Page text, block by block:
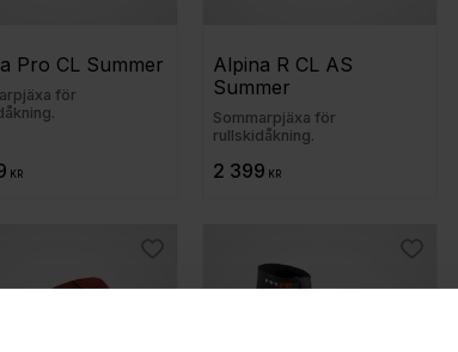
Pro CL Summer
för
KR
Alpina R CL AS
Summer
Sommarpjäxa för
rullskidåkning.
2 399 KR
Lägg till i favoriter